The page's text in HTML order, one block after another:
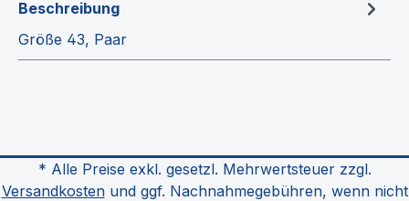
Beschreibung
Größe 43, Paar
* Alle Preise exkl. gesetzl. Mehrwertsteuer zzgl.
Versandkostenund ggf. Nachnahmegebühren, wenn nicht